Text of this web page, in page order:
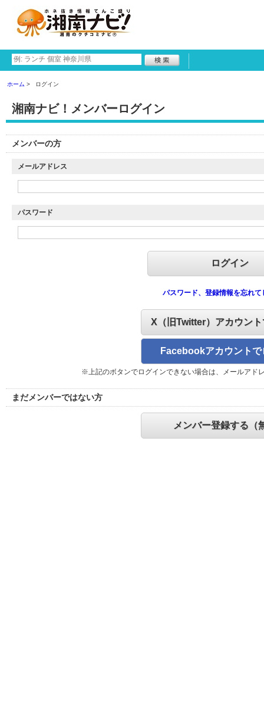
ホーム ログイン
湘南ナビ！メンバーログイン
メンバーの方
メールアドレス
パスワード
パスワード、登録情報を忘れて
X（旧Twitter）アカウン
Facebookアカウントで
※上記のボタンでログインできない場合は、メールアド
まだメンバーではない方
メンバー登録する（